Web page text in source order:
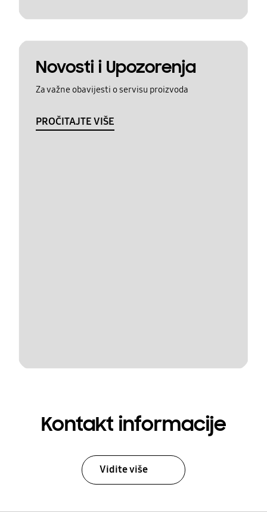
Novosti i Upozorenja
Za važne obavijesti o servisu proizvoda
PROČITAJTE VIŠE
Kontakt informacije
Vidite više